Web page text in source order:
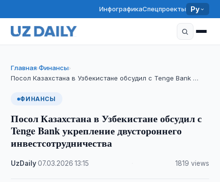
ИнфографикаСпецпроекты Ру
Главная›Финансы›
Посол Казахстана в Узбекистане обсудил с Tenge Bank …
ФИНАНСЫ
Посол Казахстана в Узбекистане обсудил с
Tenge Bank укрепление двустороннего
инвестсотрудничества
UzDaily·07.03.2026 ·13:15 1819 views